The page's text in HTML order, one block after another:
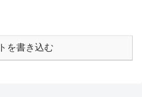
を書き込む